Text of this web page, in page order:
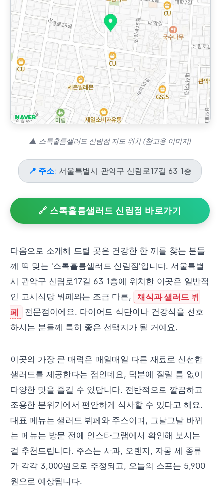
▲ 스톡홀름샐러드 신림점 지도 위치 (참고용 이미지)
📍 주소: 서울특별시 관악구 신림로17길 63 1층
🔗 스톡홀름샐러드 신림점 바로가기
다음으로 소개해 드릴 곳은 건강한 한 끼를 찾는 분들
께 딱 맞는 '스톡홀름샐러드 신림점'입니다. 서울특별
시 관악구 신림로17길 63 1층에 위치한 이곳은 일반적
인 고시식당 뷔페와는 조금 다른,
채식과 샐러드 뷔
페
전문점이에요. 다이어트 식단이나 건강식을 선호
하시는 분들께 특히 좋은 선택지가 될 거예요.
이곳의 가장 큰 매력은 매일매일 다른 재료로 신선한
샐러드를 제공한다는 점인데요, 덕분에 질릴 틈 없이
다양한 맛을 즐길 수 있답니다. 전반적으로 깔끔하고
조용한 분위기에서 편안하게 식사할 수 있다고 해요.
대표 메뉴는 샐러드 뷔페와 주스이며, 그날그날 바뀌
는 메뉴는 방문 전에 인스타그램에서 확인해 보시는
걸 추천드립니다. 주스는 사과, 오렌지, 자몽 세 종류
가 각각 3,000원으로 추정되고, 오늘의 스프는 5,900
원으로 예상됩니다.